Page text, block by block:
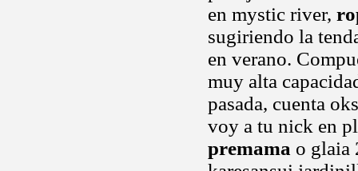
en mystic river,
sugiriendo la
en verano.
muy alta
pasada, cuenta
voy a tu nick en
premama o glaia